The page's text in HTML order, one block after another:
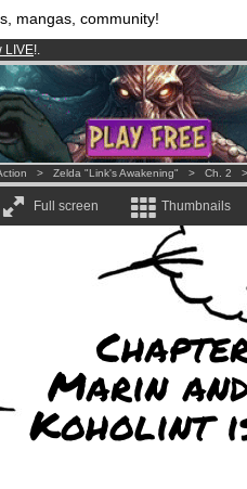
mangas, community!
LIVE!.
3.95 eurosper month !Get membership
and 1208 comics & mangas!.
> Zelda "Link's Awakening" > Ch. 2
Full screen Thumbnails
Marin
Koholint